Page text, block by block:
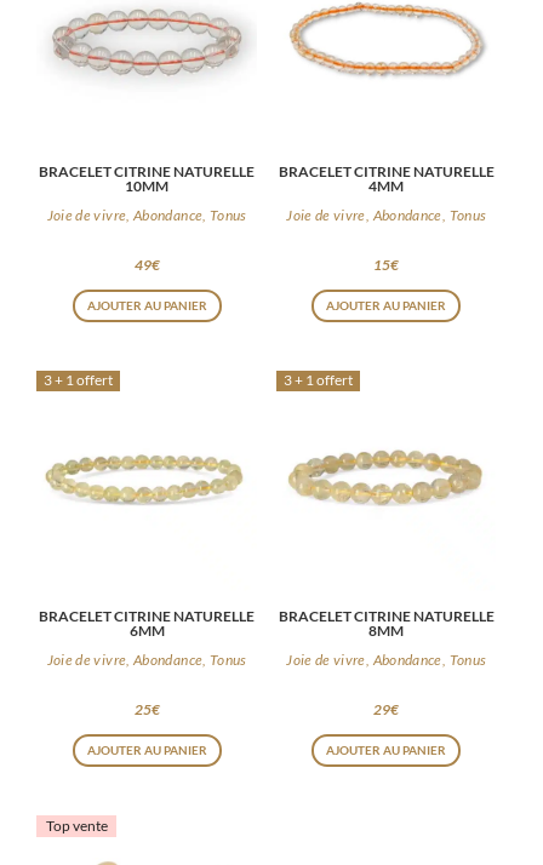
BRACELET CITRINE NATURELLE
10MM
Joie de vivre, Abondance, Tonus
49€
AJOUTER AU PANIER
BRACELET CITRINE NATURELLE
4MM
Joie de vivre, Abondance, Tonus
15€
AJOUTER AU PANIER
3 + 1 offert
BRACELET CITRINE NATURELLE
6MM
Joie de vivre, Abondance, Tonus
25€
AJOUTER AU PANIER
3 + 1 offert
BRACELET CITRINE NATURELLE
8MM
Joie de vivre, Abondance, Tonus
29€
AJOUTER AU PANIER
Top vente